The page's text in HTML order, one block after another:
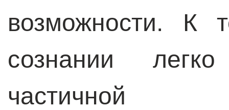
возможности. К
сознании
частичной